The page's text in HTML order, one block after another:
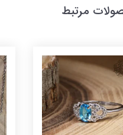
مرتبط